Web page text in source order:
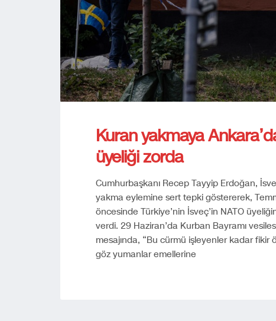
Kuran yakmaya
üyeliği zorda
Cumhurbaşkanı Recep Tayyip Erdoğan,
yakma eylemine sert tepki göstererek,
öncesinde Türkiye’nin İsveç’in NATO
verdi. 29 Haziran’da Kurban Bayramı
mesajında, “Bu cürmü işleyenler kadar fikir
göz yumanlar emellerine